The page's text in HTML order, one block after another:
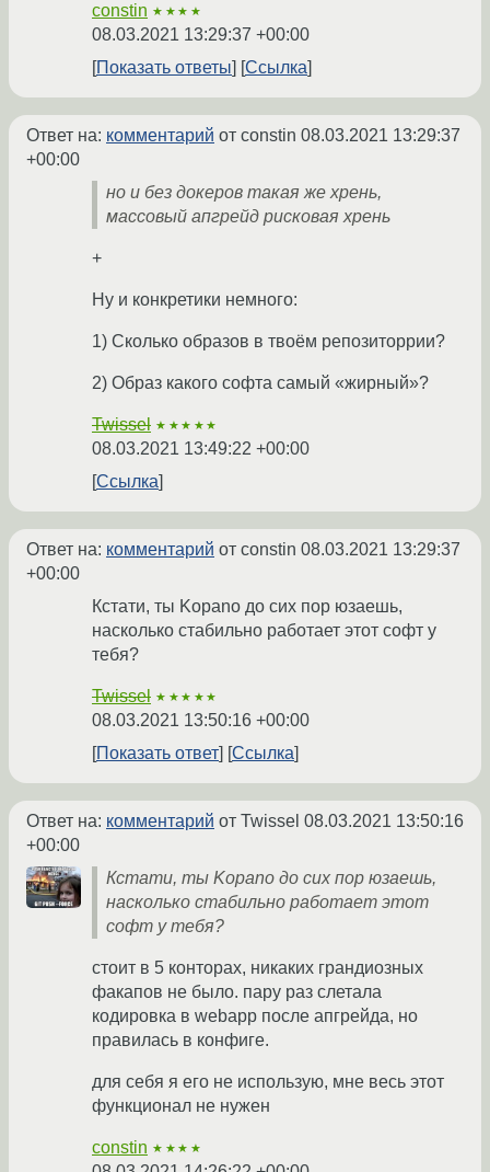
constin ★★★★
08.03.2021 13:29:37 +00:00
Показать ответы
Ссылка
Ответ на: комментарий от constin 08.03.2021 13:29:37
+00:00
но и без докеров такая же хрень,
массовый апгрейд рисковая хрень
+
Ну и конкретики немного:
1) Сколько образов в твоём репозиторрии?
2) Образ какого софта самый «жирный»?
Twissel ★★★★★
08.03.2021 13:49:22 +00:00
Ссылка
Ответ на: комментарий от constin 08.03.2021 13:29:37
+00:00
Кстати, ты Kopano до сих пор юзаешь,
насколько стабильно работает этот софт у
тебя?
Twissel ★★★★★
08.03.2021 13:50:16 +00:00
Показать ответ
Ссылка
Ответ на: комментарий от Twissel 08.03.2021 13:50:16
+00:00
Кстати, ты Kopano до сих пор юзаешь,
насколько стабильно работает этот
софт у тебя?
стоит в 5 конторах, никаких грандиозных
факапов не было. пару раз слетала
кодировка в webapp после апгрейда, но
правилась в конфиге.
для себя я его не использую, мне весь этот
функционал не нужен
constin ★★★★